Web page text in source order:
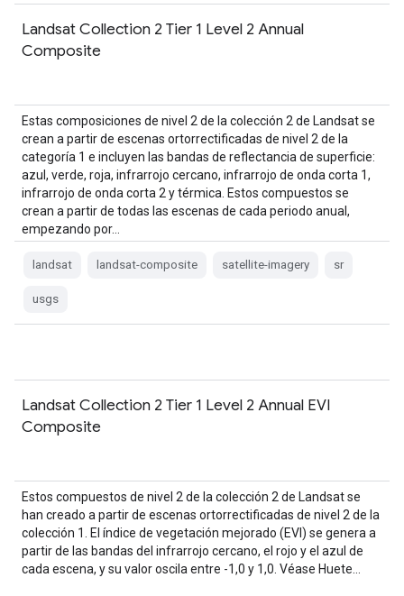
Landsat Collection 2 Tier 1 Level 2 Annual
Composite
Estas composiciones de nivel 2 de la colección 2 de Landsat se
crean a partir de escenas ortorrectificadas de nivel 2 de la
categoría 1 e incluyen las bandas de reflectancia de superficie:
azul, verde, roja, infrarrojo cercano, infrarrojo de onda corta 1,
infrarrojo de onda corta 2 y térmica. Estos compuestos se
crean a partir de todas las escenas de cada periodo anual,
empezando por…
landsat landsat-composite satellite-imagery sr
usgs
Landsat Collection 2 Tier 1 Level 2 Annual EVI
Composite
Estos compuestos de nivel 2 de la colección 2 de Landsat se
han creado a partir de escenas ortorrectificadas de nivel 2 de la
colección 1. El índice de vegetación mejorado (EVI) se genera a
partir de las bandas del infrarrojo cercano, el rojo y el azul de
cada escena, y su valor oscila entre -1,0 y 1,0. Véase Huete…